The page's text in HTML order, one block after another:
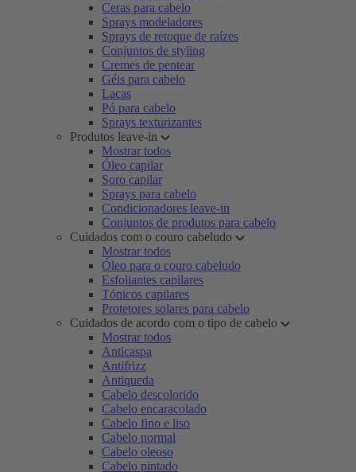
Ceras para cabelo
Sprays modeladores
Sprays de retoque de raízes
Conjuntos de styling
Cremes de pentear
Géis para cabelo
Lacas
Pó para cabelo
Sprays texturizantes
Produtos leave-in
Mostrar todos
Óleo capilar
Soro capilar
Sprays para cabelo
Condicionadores leave-in
Conjuntos de produtos para cabelo
Cuidados com o couro cabeludo
Mostrar todos
Óleo para o couro cabeludo
Esfoliantes capilares
Tónicos capilares
Protetores solares para cabelo
Cuidados de acordo com o tipo de cabelo
Mostrar todos
Anticaspa
Antifrizz
Antiqueda
Cabelo descolorido
Cabelo encaracolado
Cabelo fino e liso
Cabelo normal
Cabelo oleoso
Cabelo pintado